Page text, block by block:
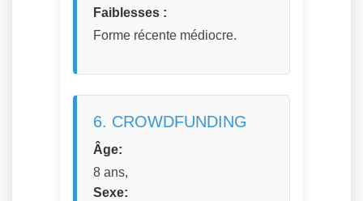
Faiblesses :
Forme récente médiocre.
6. CROWDFUNDING
Âge:
8 ans,
Sexe: